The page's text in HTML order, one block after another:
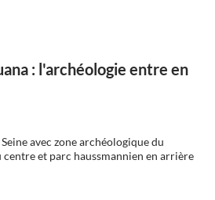
: l'archéologie entre en